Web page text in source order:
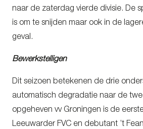
naar de zaterdag vierde divisie. De
is om te snijden maar ook in de
geval.
Bewerkstelligen
Dit seizoen betekenen de drie
automatisch degradatie naar de
opgeheven vv Groningen is de
Leeuwarder FVC en debutant ’t